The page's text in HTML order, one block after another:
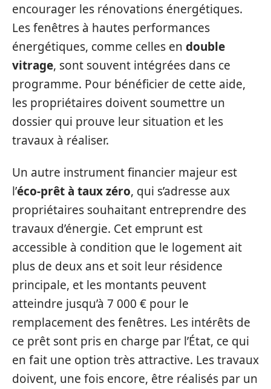
encourager les rénovations énergétiques.
Les fenêtres à hautes performances
énergétiques, comme celles en double
vitrage, sont souvent intégrées dans ce
programme. Pour bénéficier de cette aide,
les propriétaires doivent soumettre un
dossier qui prouve leur situation et les
travaux à réaliser.
Un autre instrument financier majeur est
l’éco-prêt à taux zéro, qui s’adresse aux
propriétaires souhaitant entreprendre des
travaux d’énergie. Cet emprunt est
accessible à condition que le logement ait
plus de deux ans et soit leur résidence
principale, et les montants peuvent
atteindre jusqu’à 7 000 € pour le
remplacement des fenêtres. Les intérêts de
ce prêt sont pris en charge par l’État, ce qui
en fait une option très attractive. Les travaux
doivent, une fois encore, être réalisés par un